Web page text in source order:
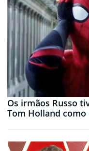
Os irmãos Russo
Tom Holland